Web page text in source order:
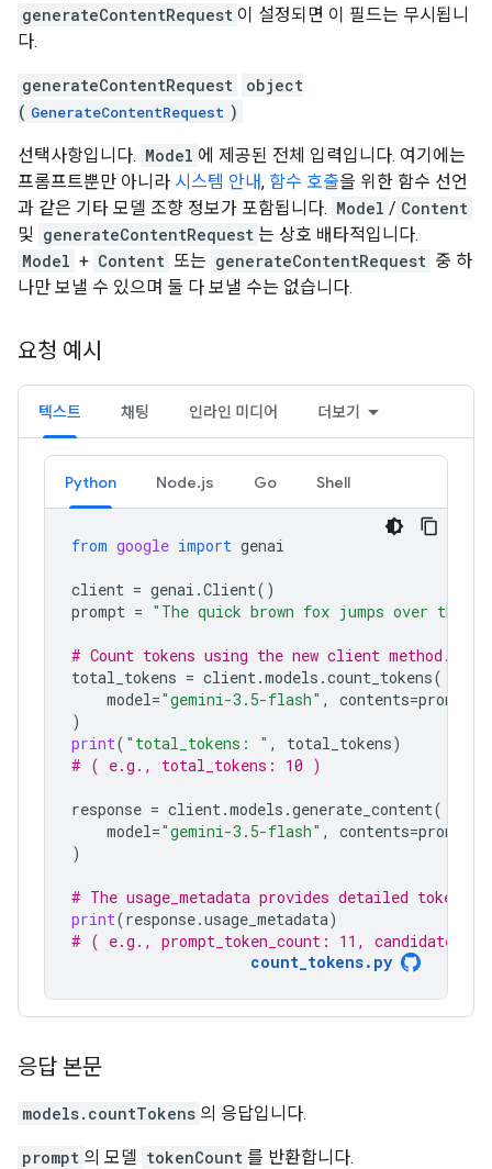
generateContentRequest 이 설정되면 이 필드는 무시됩니
다.
generateContentRequest
object
( GenerateContentRequest )
선택사항입니다. Model 에 제공된 전체 입력입니다. 여기에는
프롬프트뿐만 아니라 시스템 안내, 함수 호출을 위한 함수 선언
과 같은 기타 모델 조향 정보가 포함됩니다. Model / Content
및 generateContentRequest 는 상호 배타적입니다.
Model + Content 또는 generateContentRequest 중 하
나만 보낼 수 있으며 둘 다 보낼 수는 없습니다.
요청 예시
텍스트 채팅 인라인 미디어 더보기
Python Node.js Go Shell
from google import genai
client = genai .Client()
prompt = "The quick brown fox jumps over the
# Count tokens using the new client method.
total_tokens = client.models .count_tokens(
model="gemini-3.5-flash" , contents=prompt
)
print( "total_tokens: " , total_tokens)
# ( e.g., total_tokens: 10 )
response = client.models .generate_content(
model="gemini-3.5-flash" , contents=prompt
)
# The usage_metadata provides detailed token
print(response.usage_metadata)
# ( e.g., prompt_token_count: 11,
count_tokens.py
응답 본문
models.countTokens 의 응답입니다.
prompt 의 모델 tokenCount 를 반환합니다.